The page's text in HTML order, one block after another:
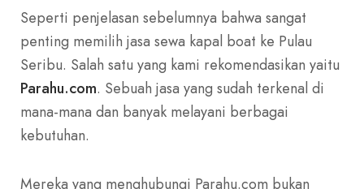
Seperti penjelasan sebelumnya bahwa sangat
penting memilih jasa sewa kapal boat ke Pulau
Seribu. Salah satu yang kami rekomendasikan yaitu
Parahu.com. Sebuah jasa yang sudah terkenal di
mana-mana dan banyak melayani berbagai
kebutuhan.
Mereka yang menghubungi Parahu.com bukan